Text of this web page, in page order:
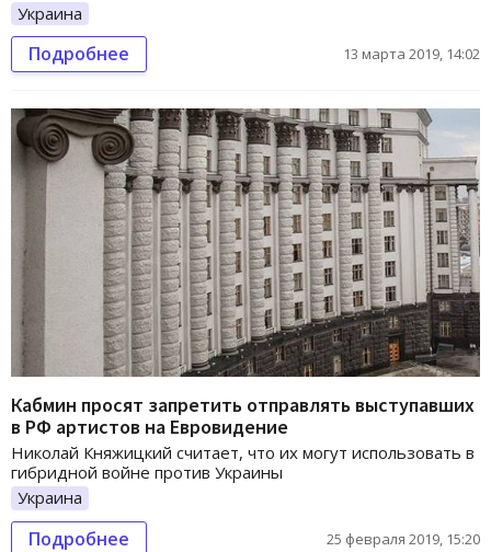
Украина
Подробнее 13 марта 2019, 14:02
Кабмин просят запретить отправлять выступавших
в РФ артистов на Евровидение
Николай Княжицкий считает, что их могут использовать в
гибридной войне против Украины
Украина
Подробнее 25 февраля 2019, 15:20